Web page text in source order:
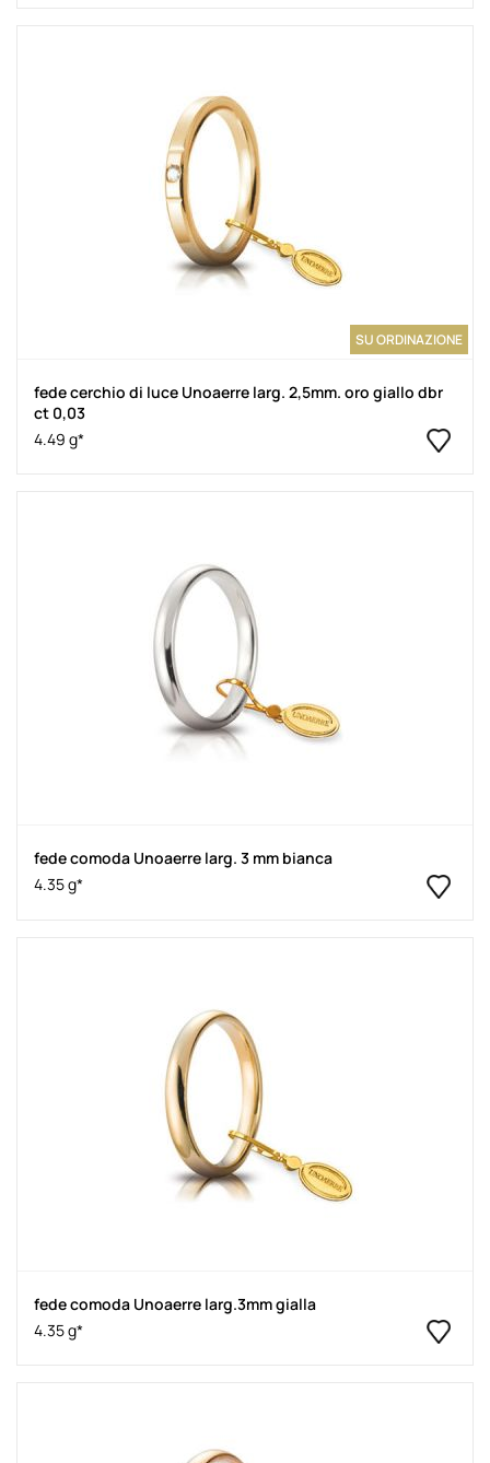
SU ORDINAZIONE
fede cerchio di luce Unoaerre larg. 2,5mm. oro giallo dbr
ct 0,03
4.49 g*
fede comoda Unoaerre larg. 3 mm bianca
4.35 g*
fede comoda Unoaerre larg.3mm gialla
4.35 g*